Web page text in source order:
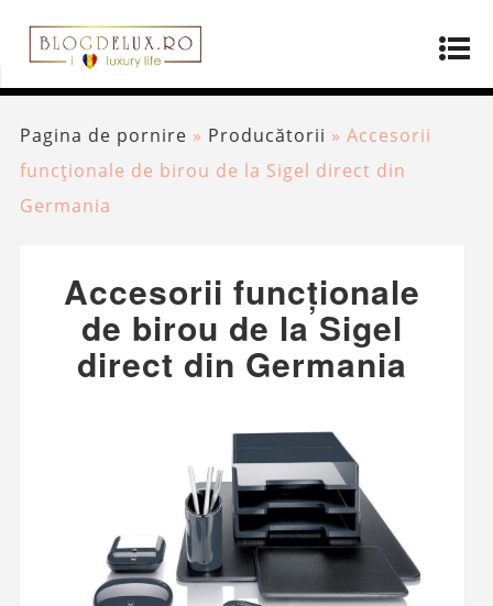
Pagina de pornire » Producătorii » Accesorii
funcționale de birou de la Sigel direct din
Germania
Accesorii funcționale
de birou de la Sigel
direct din Germania